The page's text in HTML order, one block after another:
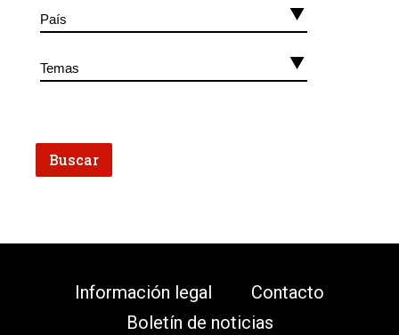
Información legal
Contacto
Boletín de noticias